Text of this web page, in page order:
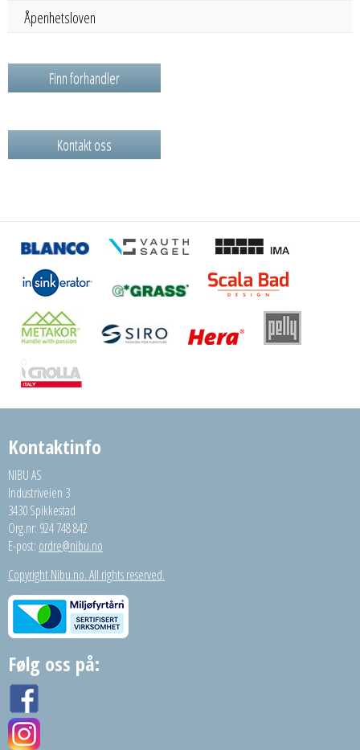
Åpenhetsloven
Finn forhandler
Kontakt oss
Kontaktinfo
NIBU AS
Industriveien 3
3430 Spikkestad
Org.nr: 924 748 842
E-post: ordre@nibu.no
Copyright Nibu.no. All rights reserved.
Følg oss på: